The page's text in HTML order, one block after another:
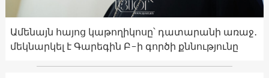
Ամենայն հայոց կաթողիկոսը՝ դատարանի առաջ․
մեկնարկել է Գարեգին Բ-ի գործի քննությունը